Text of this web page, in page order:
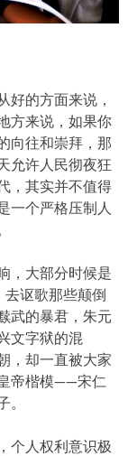
好的方面来说，
方来说，如果你
向往和崇拜，那
允许人民彻夜狂
，其实并不值得
一个严格压制人
，大部分时候是
讴歌那些颠倒
武的暴君，朱元
文字狱的混
，却一直被大家
帝楷模——宋仁
个人权利意识极